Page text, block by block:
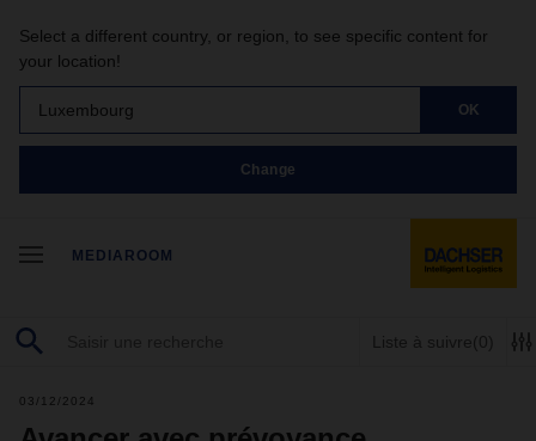
Select a different country, or region, to see specific content for
your location!
Luxembourg OK
Change
MEDIAROOM
Liste à suivre(0)
03/12/2024